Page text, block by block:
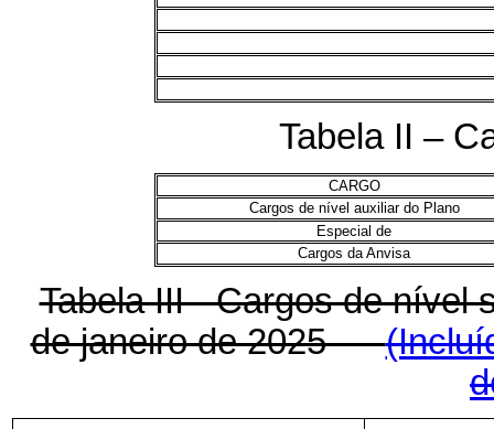
Tabela II –
CARGO
Cargos de nível auxiliar do Plano
Especial de
Cargos da Anvisa
Tabela III - Cargos de nível
de janeiro de 2025